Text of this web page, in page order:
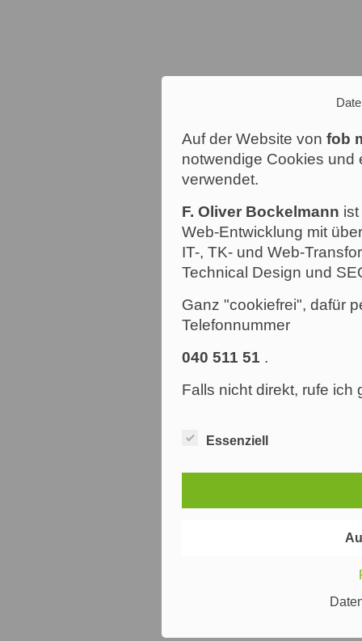
Auf der Website von fob
notwendige Cookies und
verwendet.
F. Oliver Bockelmann
Web-Entwicklung mit
IT-, TK- und Web-
Technical Design und
Ganz "cookiefrei", dafür
Telefonnummer
040 511 51 .
Falls nicht direkt, rufe ich
Essenziell